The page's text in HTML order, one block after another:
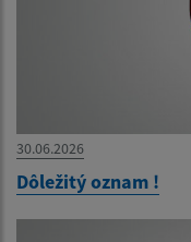
30.06.2026
Dôležitý oznam !